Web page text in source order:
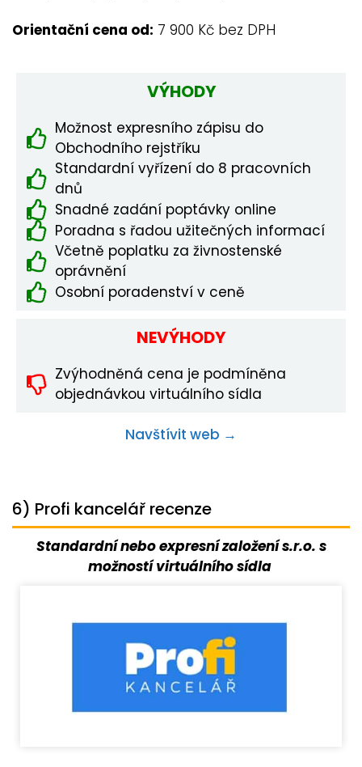
Orientační cena od: 7 900 Kč bez DPH
VÝHODY
Možnost expresního zápisu do
Obchodního rejstříku
Standardní vyřízení do 8 pracovních
dnů
Snadné zadání poptávky online
Poradna s řadou užitečných informací
Včetně poplatku za živnostenské
oprávnění
Osobní poradenství v ceně
NEVÝHODY
Zvýhodněná cena je podmíněna
objednávkou virtuálního sídla
Navštívit web →
6) Profi kancelář recenze
Standardní nebo expresní založení s.r.o. s
možností virtuálního sídla